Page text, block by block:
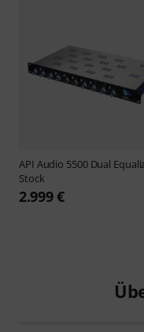
API Audio 5500 Dual
Stock
2.999 €